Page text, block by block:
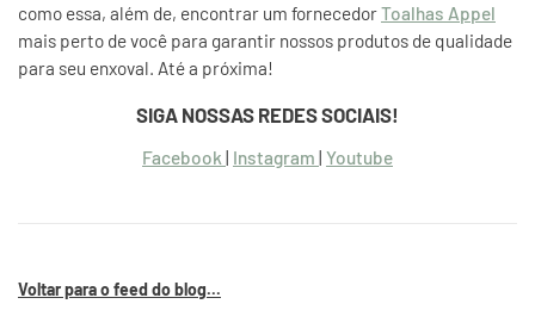
como essa, além de, encontrar um fornecedorToalhas Appel
mais perto de você para garantir nossos produtos de qualidade
para seu enxoval. Até a próxima!
SIGA NOSSAS REDES SOCIAIS!
Facebook | Instagram | Youtube
Voltar para o feed do blog...